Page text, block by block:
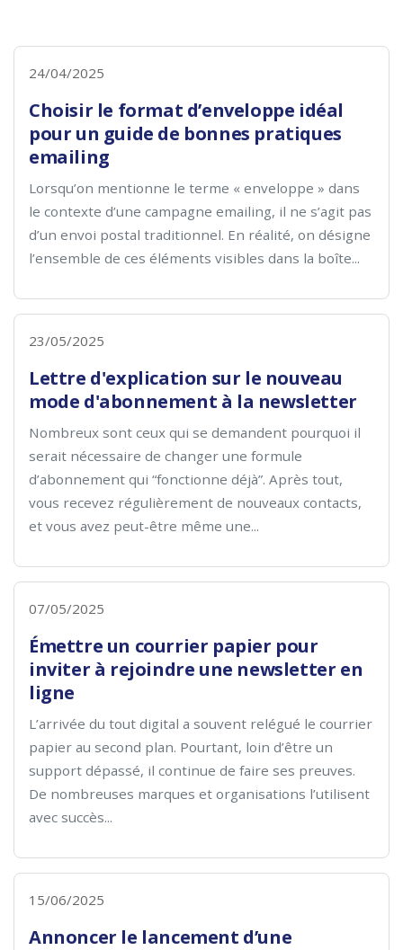
24/04/2025
Choisir le format d’enveloppe idéal
pour un guide de bonnes pratiques
emailing
Lorsqu’on mentionne le terme « enveloppe » dans
le contexte d’une campagne emailing, il ne s’agit pas
d’un envoi postal traditionnel. En réalité, on désigne
l’ensemble de ces éléments visibles dans la boîte...
23/05/2025
Lettre d'explication sur le nouveau
mode d'abonnement à la newsletter
Nombreux sont ceux qui se demandent pourquoi il
serait nécessaire de changer une formule
d’abonnement qui “fonctionne déjà”. Après tout,
vous recevez régulièrement de nouveaux contacts,
et vous avez peut-être même une...
07/05/2025
Émettre un courrier papier pour
inviter à rejoindre une newsletter en
ligne
L’arrivée du tout digital a souvent relégué le courrier
papier au second plan. Pourtant, loin d’être un
support dépassé, il continue de faire ses preuves.
De nombreuses marques et organisations l’utilisent
avec succès...
15/06/2025
Annoncer le lancement d’une